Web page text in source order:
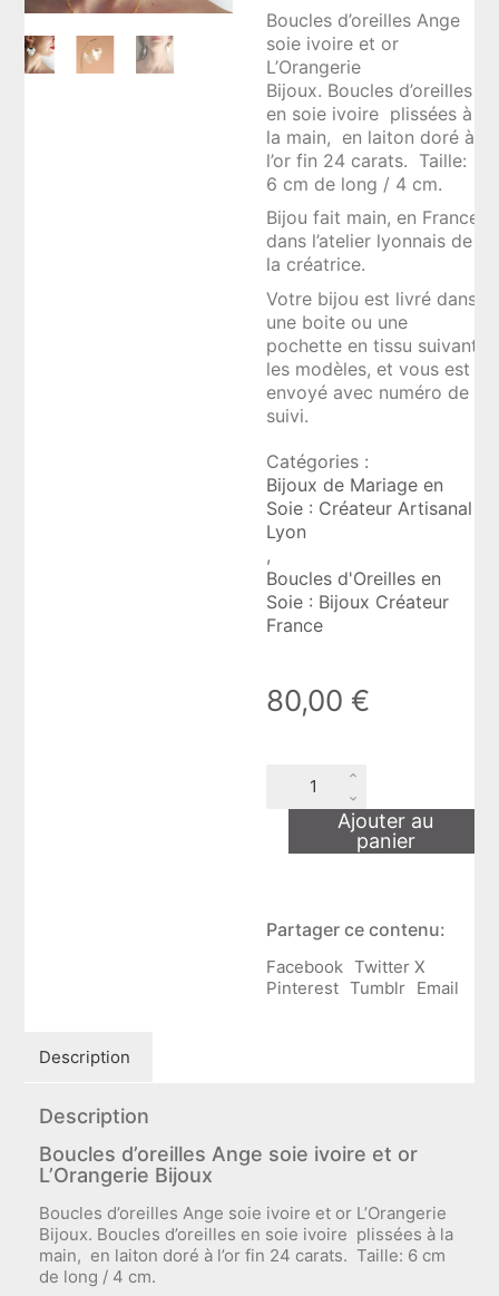
Boucles d’oreilles Ange
soie ivoire et or
L’Orangerie
Bijoux. Boucles d’oreilles
en soie ivoire plissées à
la main, en laiton doré à
l’or fin 24 carats. Taille:
6 cm de long / 4 cm.
Bijou fait main, en France
dans l’atelier lyonnais de
la créatrice.
Votre bijou est livré dans
une boite ou une
pochette en tissu suivant
les modèles, et vous est
envoyé avec numéro de
suivi.
Catégories :
Bijoux de Mariage en
Soie : Créateur Artisanal
Lyon
,
Boucles d'Oreilles en
Soie : Bijoux Créateur
France
80,00 €
Boucles
Ange
et
or
L'Orangerie
Bijoux
Ajouter au
panier
Partager ce contenu:
Facebook Twitter X
Pinterest Tumblr Email
Description
Description
Boucles d’oreilles Ange soie ivoire et or
L’Orangerie Bijoux
Boucles d’oreilles Ange soie ivoire et or L’Orangerie
Bijoux. Boucles d’oreilles en soie ivoire plissées à la
main, en laiton doré à l’or fin 24 carats. Taille: 6 cm
de long / 4 cm.